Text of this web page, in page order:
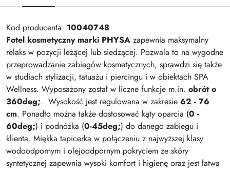
Kod producenta: 10040748
Fotel kosmetyczny marki PHYSA zapewnia maksymalny
relaks w pozycji leżącej lub siedzącej. Pozwala to na wygodne
przeprowadzanie zabiegów kosmetycznych, sprawdzi się także
w studiach stylizacji, tatuażu i piercingu i w obiektach SPA
Wellness. Wyposażony został w liczne funkcje m.in. obrót o
360deg;. Wysokość jest regulowana w zakresie 62 - 76
cm. Ponadto można także dostosować kąty oparcia (0 -
60deg;) i podnóżka (0-45deg;) do danego zabiegu i
klienta. Miękka tapicerka w połączeniu z najwyższej klasy
wodoodpornym i olejoodpornym pokryciem ze skóry
syntetycznej zapewnia wysoki komfort i higienę oraz jest łatwa